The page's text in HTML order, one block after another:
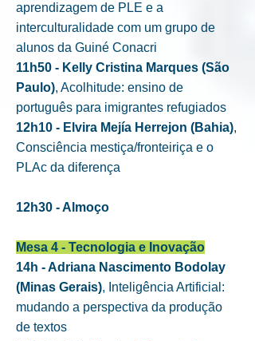
aprendizagem de PLE e a
interculturalidade com um grupo de
alunos da Guiné Conacri
11h50 - Kelly Cristina Marques (São
Paulo), Acolhitude: ensino de
português para imigrantes refugiados
12h10 - Elvira Mejía Herrejon (Bahia),
Consciência mestiça/fronteiriça e o
PLAc da diferença
12h30 - Almoço
Mesa 4 - Tecnologia e Inovação
14h - Adriana Nascimento Bodolay
(Minas Gerais), Inteligência Artificial:
mudando a perspectiva da produção
de textos